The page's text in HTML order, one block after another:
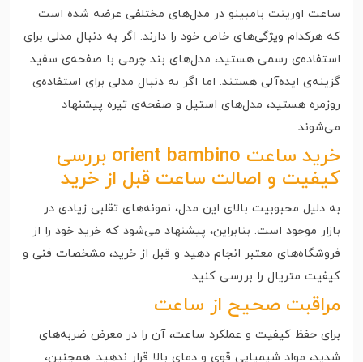
ساعت اورینت بامبینو در مدل‌های مختلفی عرضه شده است
که هرکدام ویژگی‌های خاص خود را دارند. اگر به دنبال مدلی برای
استفاده‌ی رسمی هستید، مدل‌های بند چرمی با صفحه‌ی سفید
گزینه‌ی ایده‌آلی هستند. اما اگر به دنبال مدلی برای استفاده‌ی
روزمره هستید، مدل‌های استیل و صفحه‌ی تیره پیشنهاد
می‌شوند.
خرید ساعت orient bambino بررسی
کیفیت و اصالت ساعت قبل از خرید
به دلیل محبوبیت بالای این مدل، نمونه‌های تقلبی زیادی در
بازار موجود است. بنابراین، پیشنهاد می‌شود که خرید خود را از
فروشگاه‌های معتبر انجام دهید و قبل از خرید، مشخصات فنی و
کیفیت متریال را بررسی کنید.
مراقبت صحیح از ساعت
برای حفظ کیفیت و عملکرد ساعت، آن را در معرض ضربه‌های
شدید، مواد شیمیایی قوی و دمای بالا قرار ندهید. همچنین،